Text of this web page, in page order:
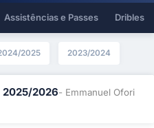
Assistências e Passes Dribles
2025 2023/2024
2025/2026- Emmanuel Ofori